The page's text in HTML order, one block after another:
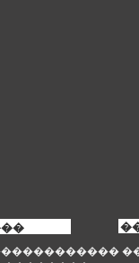
а даже лучше.
подробно,